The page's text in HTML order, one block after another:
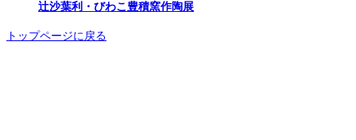
辻沙葉利・びわこ豊積窯作陶展
トップページに戻る